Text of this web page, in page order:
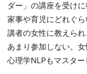
ダー」の講座を受け
家事や育児にどれぐ
講者の女性に教えら
あまり参加しない。
心理学NLPもマスター